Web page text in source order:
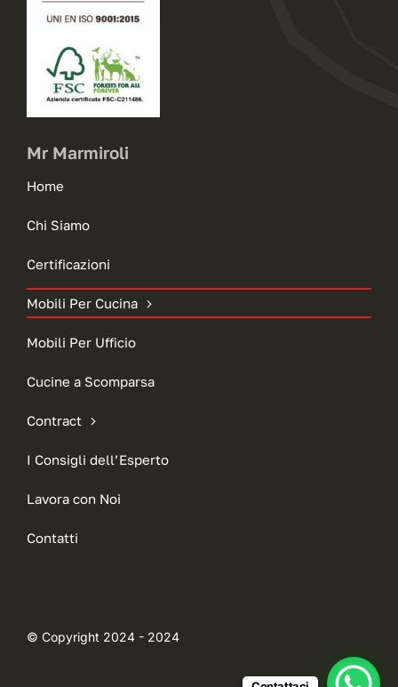
Mr Marmiroli
Home
Chi Siamo
Certificazioni
Mobili Per Cucina
Mobili Per Ufficio
Cucine a Scomparsa
Contract
I Consigli dell’Esperto
Lavora con Noi
Contatti
© Copyright 2024 - 2024